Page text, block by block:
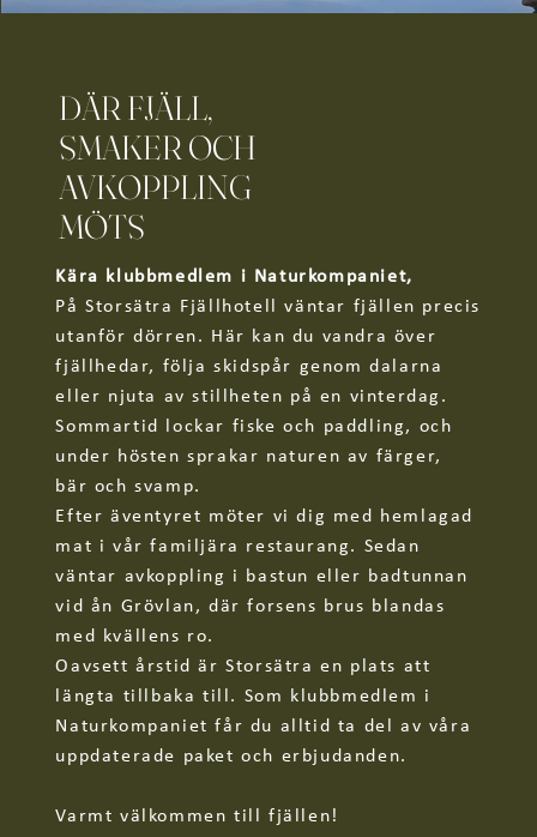
DÄR FJÄLL,
SMAKER OCH
AVKOPPLING
MÖTS
Kära klubbmedlem i Naturkompaniet,
På Storsätra Fjällhotell väntar fjällen precis
utanför dörren. Här kan du vandra över
fjällhedar, följa skidspår genom dalarna
eller njuta av stillheten på en vinterdag.
Sommartid lockar fiske och paddling, och
under hösten sprakar naturen av färger,
bär och svamp.
Efter äventyret möter vi dig med hemlagad
mat i vår familjära restaurang. Sedan
väntar avkoppling i bastun eller badtunnan
vid ån Grövlan, där forsens brus blandas
med kvällens ro.
Oavsett årstid är Storsätra en plats att
längta tillbaka till. Som klubbmedlem i
Naturkompaniet får du alltid ta del av våra
uppdaterade paket och erbjudanden.
Varmt välkommen till fjällen!
Vandringsvecka - Utmanande
För dig som vill ha dagslånga turer med mer lutning och
vandringar väntar relax och trerätters middag i restaurangen.